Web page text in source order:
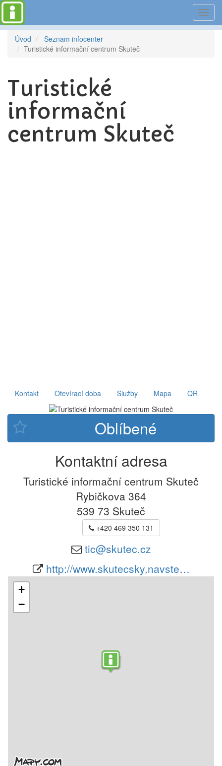
Úvod
Seznam infocenter
Turistické informační centrum Skuteč
Turistické
informační
centrum Skuteč
Kontakt Otevírací doba Služby Mapa QR
Kontaktní adresa
Turistické informační centrum Skuteč
Rybičkova 364
539 73 Skuteč
+420 469 350 131
tic@skutec.cz
http://www.skutecsky.navste…
+
−